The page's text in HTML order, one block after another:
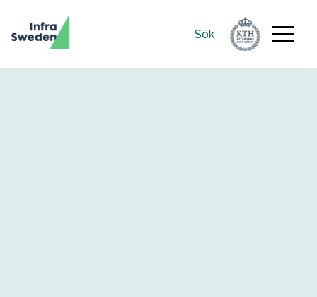
Sök
Sök
efter: